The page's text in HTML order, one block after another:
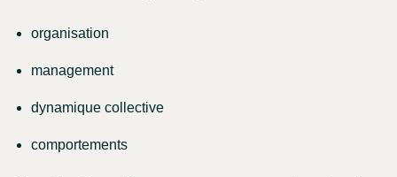
organisation
management
dynamique collective
comportements